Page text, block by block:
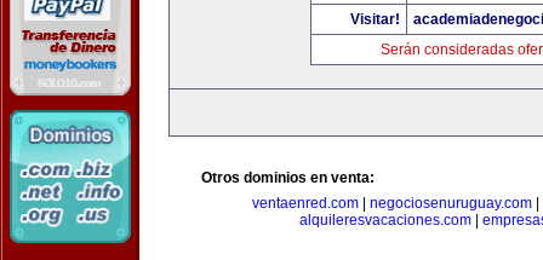
Visitar!
Serán consideradas
Otros dominios en venta:
ventaenred.com
negociosenuruguay.com
alquileresvacaciones.com|